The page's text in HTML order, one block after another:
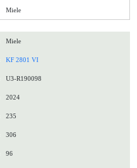
Miele
Miele
KF 2801 VI
U3-R190098
2024
235
306
96